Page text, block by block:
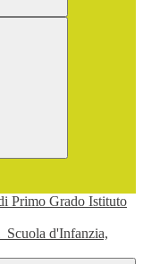
Scuola d'Infanzia,